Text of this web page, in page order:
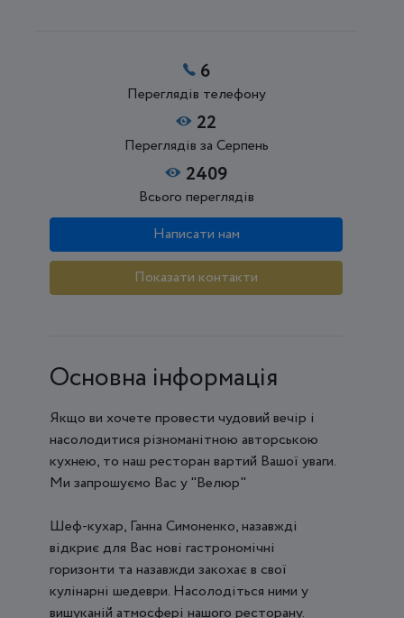
6
Переглядів телефону
22
Переглядів за Серпень
2409
Всього переглядів
Написати нам
Показати контакти
Основна інформація
Якщо ви хочете провести чудовий вечір і
насолодитися різноманітною авторською
кухнею, то наш ресторан вартий Вашої уваги.
Ми запрошуємо Вас у "Велюр"
Шеф-кухар, Ганна Симоненко, назавжді
відкриє для Вас нові гастрономічні
горизонти та назавжди закохає в свої
кулінарні шедеври. Насолодіться ними у
вишуканій атмосфері нашого ресторану.